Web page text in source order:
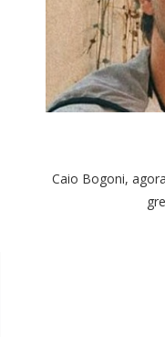
Caio Bogoni,